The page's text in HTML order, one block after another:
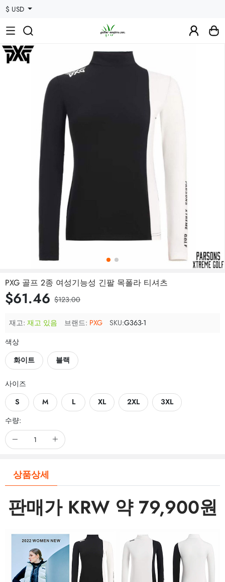
$ USD
PXG 골프 2종 여성기능성 긴팔 목폴라 티셔츠
$61.46 $123.00
재고: 재고 있음 브랜드: PXG SKU:G363-1
색상
화이트
블랙
사이즈
S
M L XL 2XL
3XL
수량:
상품상세
판매가 KRW 약 79,900원